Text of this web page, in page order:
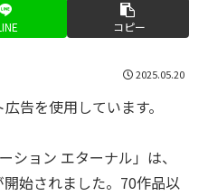
コピー
2025.05.20
告を使用しています。
ション エターナル」は、
始されました。70作品以